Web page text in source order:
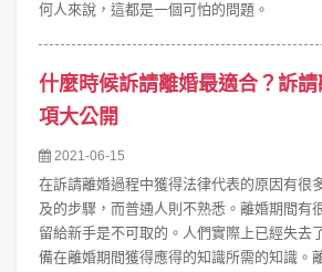
何人來說，這都是一個可怕的問題。
什麼時候訴請離婚最適合？訴
項大公開
2021-06-15
在訴請離婚過程中獲得法律代表的原因有很
及的步驟，而普通人則不熟悉。離婚期間有
留給新手是不可取的。人們實際上已經失去
備在離婚期間獲得應得的知識所需的知識。